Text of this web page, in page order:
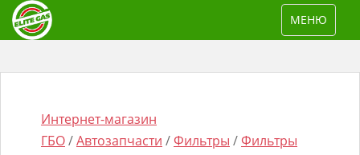
p
TOGGLE
МЕНЮ
Интернет-магазин
ГБО/Автозапчасти /Фильтры /Фильтры